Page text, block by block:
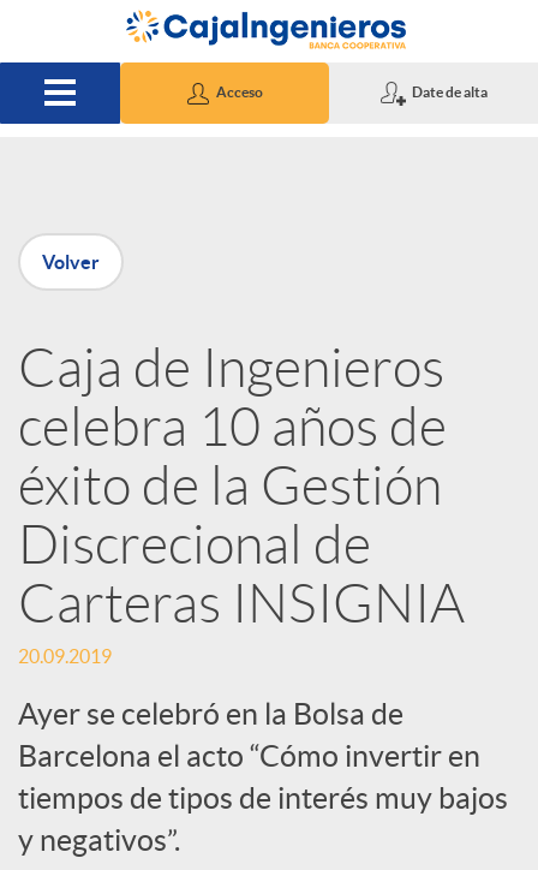
Saltar al contenido principal
Acceso Date de alta
P
u
b
l
i
c
d
o
Volver
Caja de Ingenieros
celebra 10 años de
éxito de la Gestión
Discrecional de
Carteras INSIGNIA
20.09.2019
Ayer se celebró en la Bolsa de
Barcelona el acto “Cómo invertir en
tiempos de tipos de interés muy bajos
y negativos”.